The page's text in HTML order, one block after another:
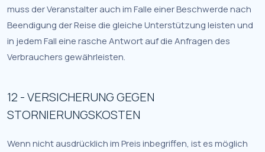
muss der Veranstalter auch im Falle einer Beschwerde nach
Beendigung der Reise die gleiche Unterstützung leisten und
in jedem Fall eine rasche Antwort auf die Anfragen des
Verbrauchers gewährleisten.
12 - VERSICHERUNG GEGEN
STORNIERUNGSKOSTEN
Wenn nicht ausdrücklich im Preis inbegriffen, ist es möglich